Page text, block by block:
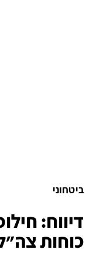
ביטחוני
דיווח: